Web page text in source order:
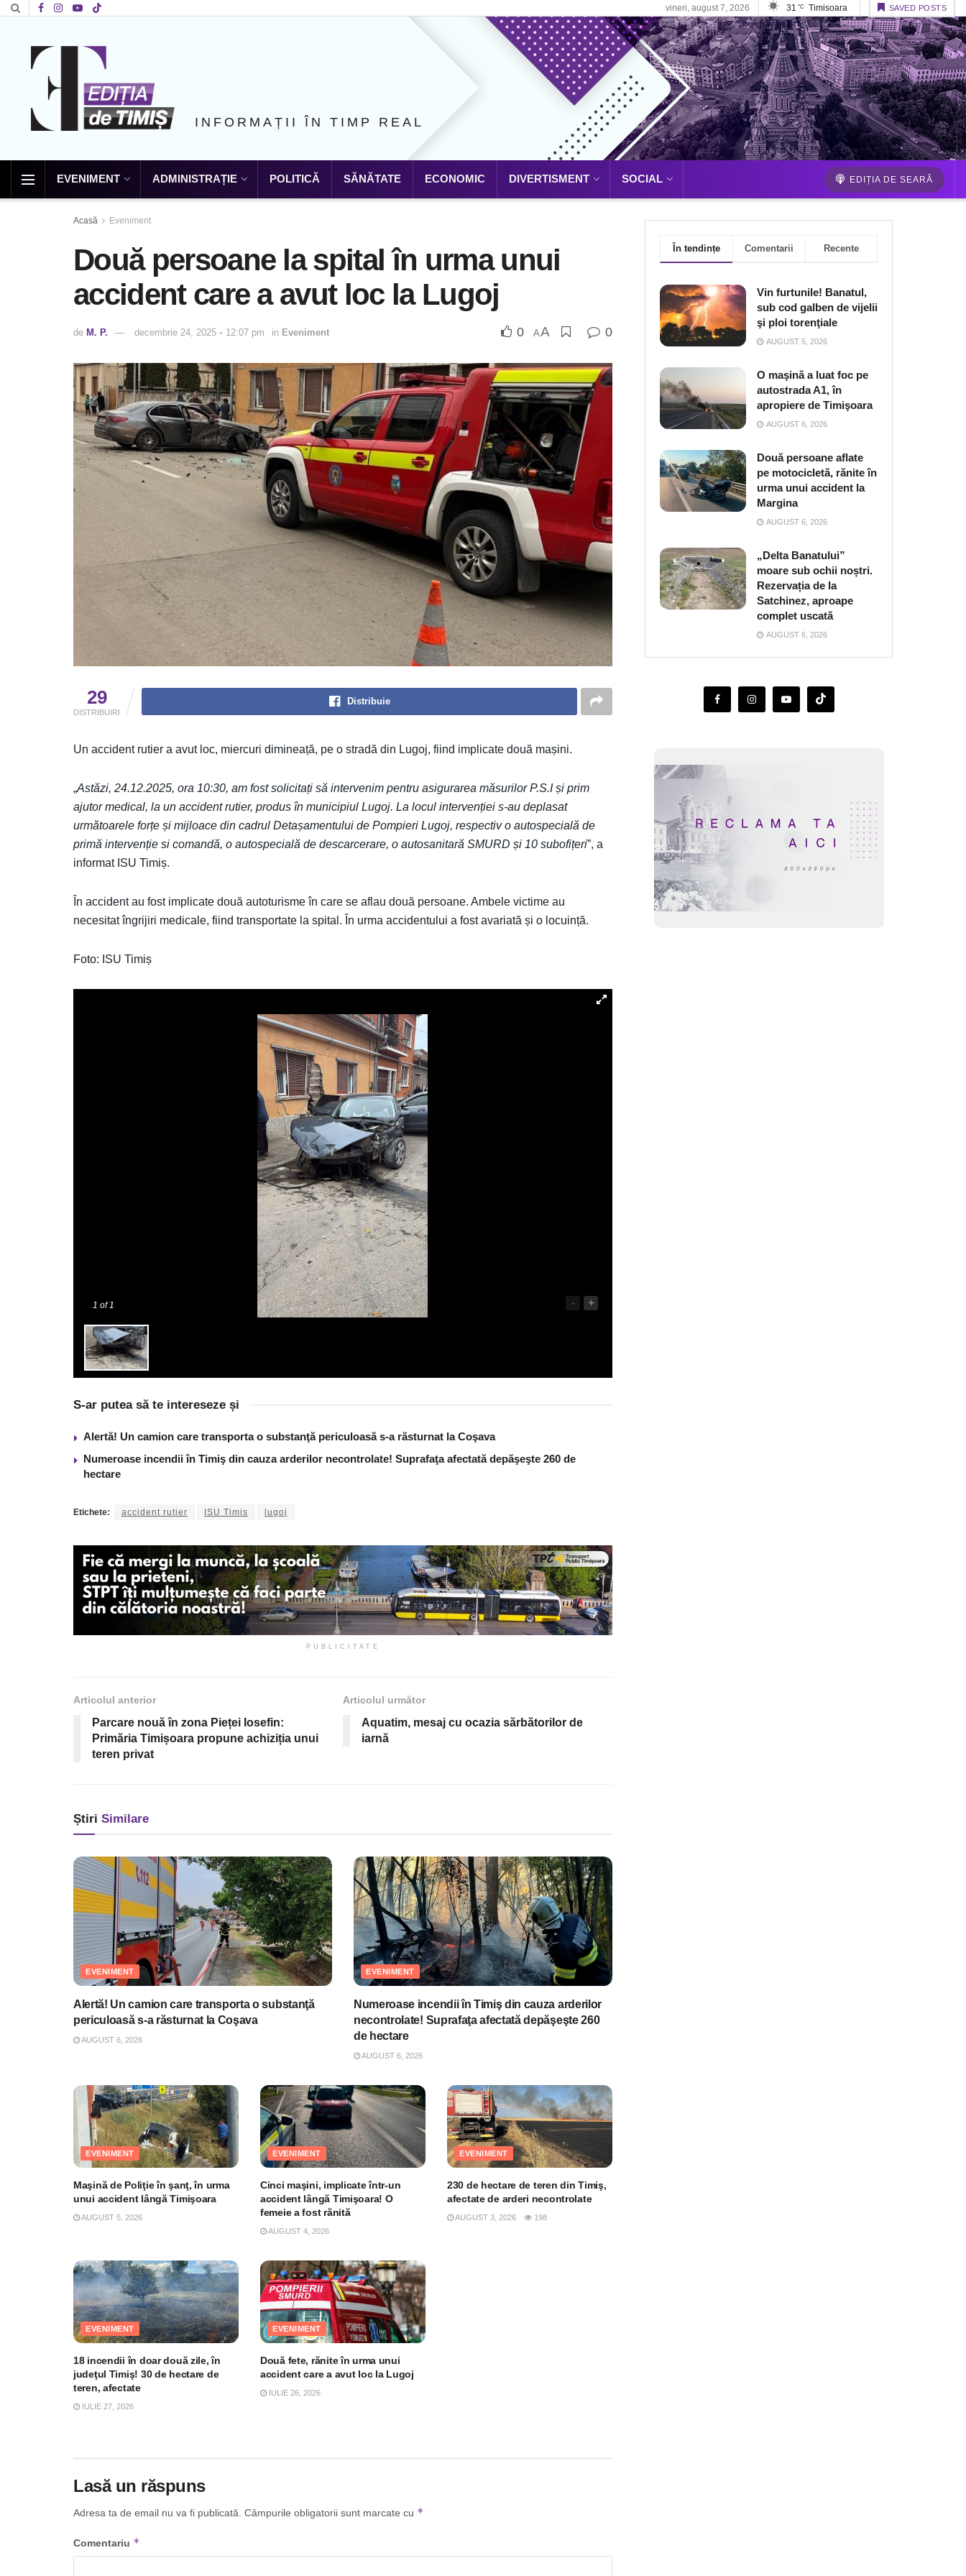
vineri, august 7, 2026 31 °C Timisoara SAVED POSTS
INFORMAȚII ÎN TIMP REAL
EVENIMENT ADMINISTRAȚIE POLITICĂ SĂNĂTATE ECONOMIC DIVERTISMENT SOCIAL EDIȚIA DE SEARĂ
Acasă Eveniment
Două persoane la spital în urma unui
accident care a avut loc la Lugoj
de M. P. decembrie 24, 2025 ◦ 12:07 pm in Eveniment 0 AA 0
29
DISTRIBUIRI
Distribuie
Un accident rutier a avut loc, miercuri dimineață, pe o stradă din Lugoj, fiind implicate două mașini.
„Astăzi, 24.12.2025, ora 10:30, am fost solicitați să intervenim pentru asigurarea măsurilor P.S.I și prim
ajutor medical, la un accident rutier, produs în municipiul Lugoj. La locul intervenției s-au deplasat
următoarele forțe și mijloace din cadrul Detașamentului de Pompieri Lugoj, respectiv o autospecială de
primă intervenție si comandă, o autospecială de descarcerare, o autosanitară SMURD și 10 subofițeri”, a
informat ISU Timiș.
În accident au fost implicate două autoturisme în care se aflau două persoane. Ambele victime au
necesitat îngrijiri medicale, fiind transportate la spital. În urma accidentului a fost avariată și o locuință.
Foto: ISU Timiș
1 of 1 - +
S-ar putea să te intereseze și
Alertă! Un camion care transporta o substanţă periculoasă s-a răsturnat la Coşava
Numeroase incendii în Timiş din cauza arderilor necontrolate! Suprafaţa afectată depăşeşte 260 de
hectare
Etichete: accident rutier ISU Timis lugoj
PUBLICITATE
Articolul anterior
Parcare nouă în zona Pieței Iosefin:
Primăria Timișoara propune achiziția unui
teren privat
Articolul următor
Aquatim, mesaj cu ocazia sărbătorilor de
iarnă
Știri Similare
EVENIMENT
Alertă! Un camion care transporta o substanţă
periculoasă s-a răsturnat la Coşava
AUGUST 6, 2026
EVENIMENT
Numeroase incendii în Timiş din cauza arderilor
necontrolate! Suprafaţa afectată depăşeşte 260
de hectare
AUGUST 6, 2026
EVENIMENT
Maşină de Poliţie în şanţ, în urma
unui accident lângă Timişoara
AUGUST 5, 2026
EVENIMENT
Cinci maşini, implicate într-un
accident lângă Timişoara! O
femeie a fost rănită
AUGUST 4, 2026
EVENIMENT
230 de hectare de teren din Timiş,
afectate de arderi necontrolate
AUGUST 3, 2026 198
EVENIMENT
18 incendii în doar două zile, în
judeţul Timiş! 30 de hectare de
teren, afectate
IULIE 27, 2026
EVENIMENT
Două fete, rănite în urma unui
accident care a avut loc la Lugoj
IULIE 26, 2026
Lasă un răspuns
Adresa ta de email nu va fi publicată. Câmpurile obligatorii sunt marcate cu *
Comentariu *
În tendințe Comentarii Recente
Vin furtunile! Banatul,
sub cod galben de vijelii
şi ploi torenţiale
AUGUST 5, 2026
O maşină a luat foc pe
autostrada A1, în
apropiere de Timişoara
AUGUST 6, 2026
Două persoane aflate
pe motocicletă, rănite în
urma unui accident la
Margina
AUGUST 6, 2026
„Delta Banatului”
moare sub ochii noștri.
Rezervația de la
Satchinez, aproape
complet uscată
AUGUST 6, 2026